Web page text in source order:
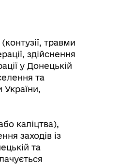
травми
здійснення
у Донецькій
та
України,
каліцтва),
заходів із
та